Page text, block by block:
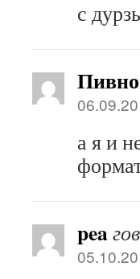
с
а я и
pea